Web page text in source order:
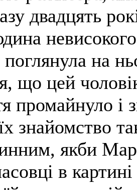
двадцять
на
що цей
промайнуло і
знайомство
якби
в